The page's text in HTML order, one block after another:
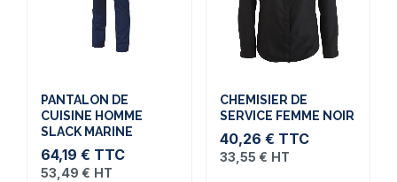
PANTALON DE
CUISINE HOMME
SLACK MARINE
64,19 € TTC
53,49 € HT
CHEMISIER DE
SERVICE FEMME NOIR
40,26 € TTC
33,55 € HT